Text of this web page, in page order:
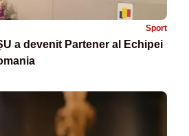
Sport
a devenit Partener al Echipei